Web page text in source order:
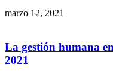
marzo 12, 2021
La gestión humana
2021